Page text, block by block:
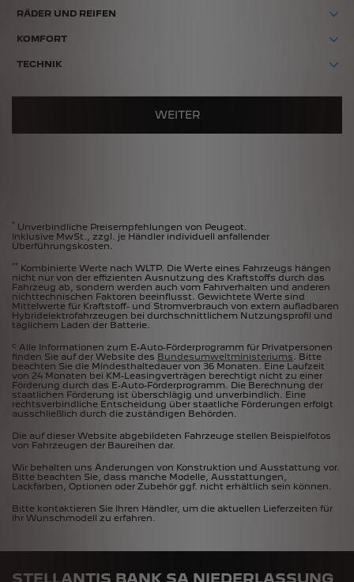
RÄDER UND REIFEN
KOMFORT
TECHNIK
WEITER
* Unverbindliche Preisempfehlungen von Peugeot.
Inklusive MwSt., zzgl. je Händler individuell anfallender
Überführungskosten.
** Kombinierte Werte nach WLTP. Die Werte eines Fahrzeugs hängen
nicht nur von der effizienten Ausnutzung des Kraftstoffs durch das
Fahrzeug ab, sondern werden auch vom Fahrverhalten und anderen
nichttechnischen Faktoren beeinflusst. Gewichtete Werte sind
Mittelwerte für Kraftstoff- und Stromverbrauch von extern aufladbaren
Hybridelektrofahrzeugen bei durchschnittlichem Nutzungsprofil und
täglichem Laden der Batterie.
c Alle Informationen zum E-Auto-Förderprogramm für Privatpersonen
finden Sie auf der Website des Bundesumweltministeriums. Bitte
beachten Sie die Mindesthaltedauer von 36 Monaten. Eine Laufzeit
von 24 Monaten bei KM-Leasingverträgen berechtigt nicht zu einer
Förderung durch das E-Auto-Förderprogramm. Die Berechnung der
staatlichen Förderung ist überschlägig und unverbindlich. Eine
rechtsverbindliche Entscheidung über staatliche Förderungen erfolgt
ausschließlich durch die zuständigen Behörden.
Die auf dieser Website abgebildeten Fahrzeuge stellen Beispielfotos
von Fahrzeugen der Baureihen dar.
Wir behalten uns Änderungen von Konstruktion und Ausstattung vor.
Bitte beachten Sie, dass manche Modelle, Ausstattungen,
Lackfarben, Optionen oder Zubehör ggf. nicht erhältlich sein können.
Bitte kontaktieren Sie Ihren Händler, um die aktuellen Lieferzeiten für
Ihr Wunschmodell zu erfahren.
STELLANTIS BANK SA NIEDERLASSUNG